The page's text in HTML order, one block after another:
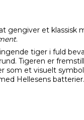
gengiver et klassisk
.
tiger i fuld
Tigeren er
som et visuelt
Hellesens batterier.